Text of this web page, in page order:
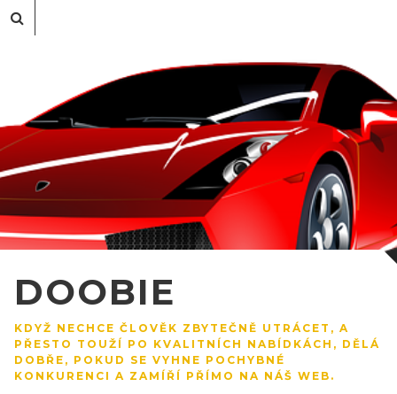
DOOBIE
KDYŽ NECHCE ČLOVĚK ZBYTEČNĚ UTRÁCET, A
PŘESTO TOUŽÍ PO KVALITNÍCH NABÍDKÁCH, DĚLÁ
DOBŘE, POKUD SE VYHNE POCHYBNÉ
KONKURENCI A ZAMÍŘÍ PŘÍMO NA NÁŠ WEB.